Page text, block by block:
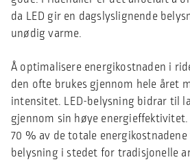
da LED gir en dagslyslignende
unødig varme.
Å optimalisere energikostnaden i
den ofte brukes gjennom hele året
intensitet. LED-belysning bidrar til
gjennom sin høye energieffektivitet.
70 % av de totale energikostnadene
belysning i stedet for tradisjonelle